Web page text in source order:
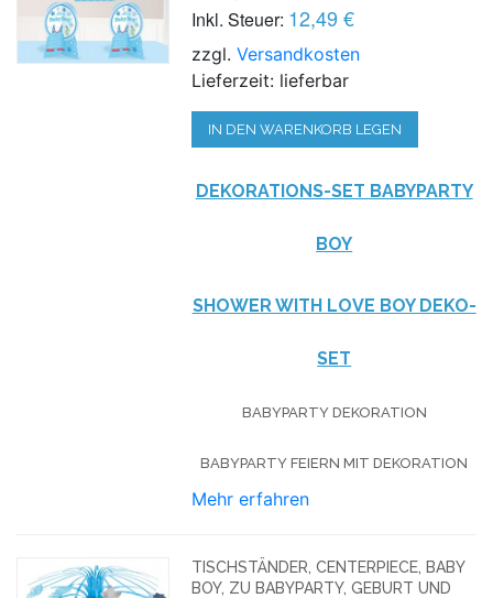
Inkl. Steuer: 12,49 €
zzgl.Versandkosten
Lieferzeit: lieferbar
IN DEN WARENKORB LEGEN
DEKORATIONS-SET BABYPARTY
BOY
SHOWER WITH LOVE BOY DEKO-
SET
BABYPARTY DEKORATION
BABYPARTY FEIERN MIT DEKORATION
Mehr erfahren
TISCHSTÄNDER, CENTERPIECE, BABY
BOY, ZU BABYPARTY, GEBURT UND